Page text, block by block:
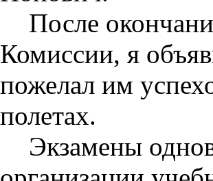
После
Комиссии, я
пожелал им
полетах.
Экзамены